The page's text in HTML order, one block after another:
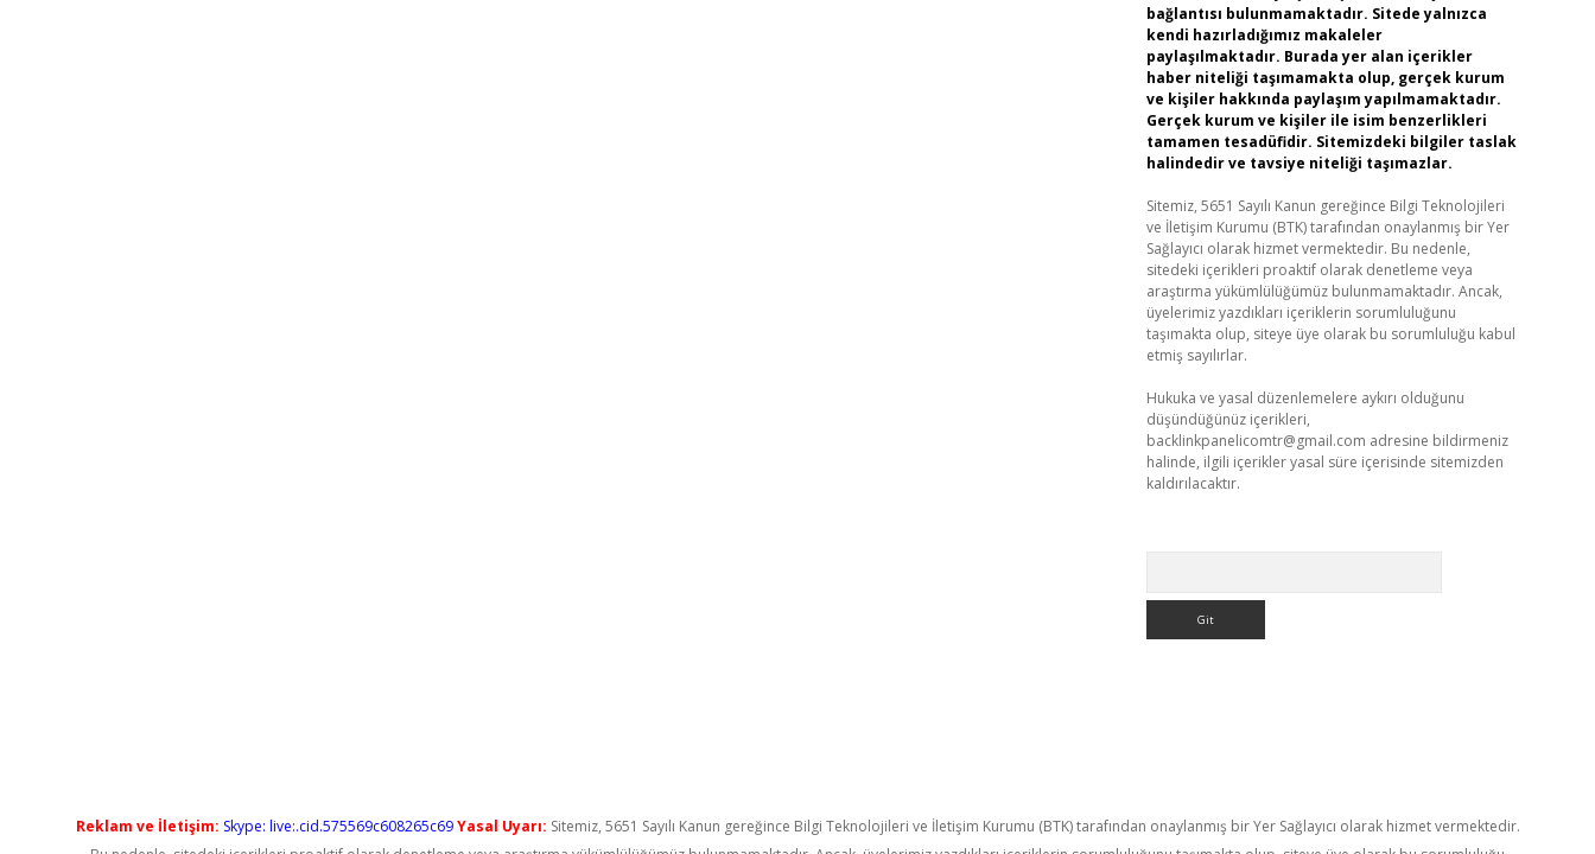
bağlantısı bulunmamaktadır. Sitede yalnızca
kendi hazırladığımız makaleler
paylaşılmaktadır. Burada yer alan içerikler
haber niteliği taşımamakta olup, gerçek kurum
ve kişiler hakkında paylaşım yapılmamaktadır.
Gerçek kurum ve kişiler ile isim benzerlikleri
tamamen tesadüfidir. Sitemizdeki bilgiler taslak
halindedir ve tavsiye niteliği taşımazlar.
Sitemiz, 5651 Sayılı Kanun gereğince Bilgi Teknolojileri
ve İletişim Kurumu (BTK) tarafından onaylanmış bir Yer
Sağlayıcı olarak hizmet vermektedir. Bu nedenle,
sitedeki içerikleri proaktif olarak denetleme veya
araştırma yükümlülüğümüz bulunmamaktadır. Ancak,
üyelerimiz yazdıkları içeriklerin sorumluluğunu
taşımakta olup, siteye üye olarak bu sorumluluğu kabul
etmiş sayılırlar.
Hukuka ve yasal düzenlemelere aykırı olduğunu
düşündüğünüz içerikleri,
backlinkpanelicomtr@gmail.com adresine bildirmeniz
halinde, ilgili içerikler yasal süre içerisinde sitemizden
kaldırılacaktır.
Reklam ve İletişim: Skype: live:.cid.575569c608265c69 Yasal Uyarı: Sitemiz, 5651 Sayılı Kanun gereğince Bilgi Teknolojileri ve İletişim Kurumu (BTK) tarafından onaylanmış bir Yer Sağlayıcı olarak hizmet vermektedir.